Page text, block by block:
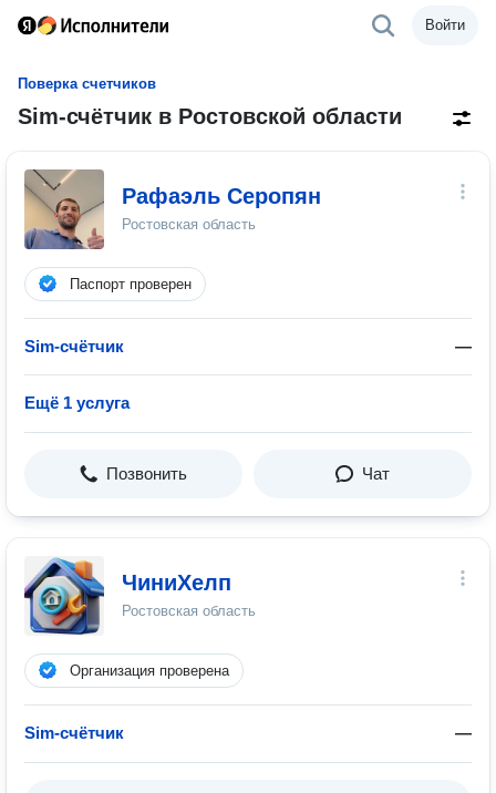
Войти
Поверка счетчиков
Sim-счётчик в Ростовской области
Рафаэль Серопян
Ростовская область
Паспорт проверен
Sim-счётчик —
Ещё 1 услуга
Позвонить Чат
ЧиниХелп
Ростовская область
Организация проверена
Sim-счётчик —